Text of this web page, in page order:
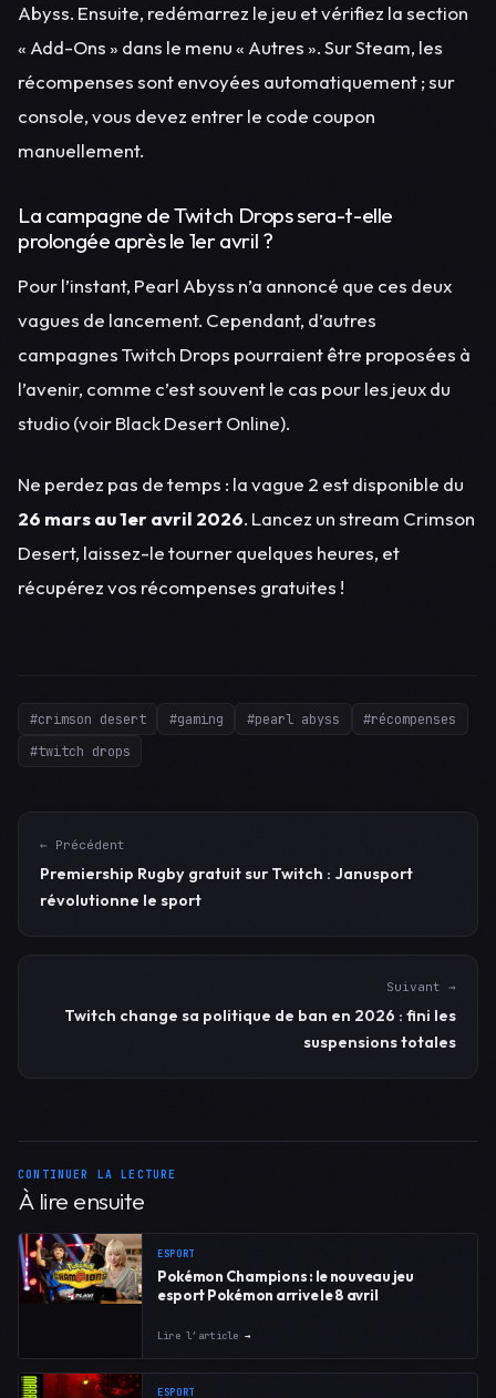
Abyss. Ensuite, redémarrez le jeu et vérifiez la section
« Add-Ons » dans le menu « Autres ». Sur Steam, les
récompenses sont envoyées automatiquement ; sur
console, vous devez entrer le code coupon
manuellement.
La campagne de Twitch Drops sera-t-elle
prolongée après le 1er avril ?
Pour l’instant, Pearl Abyss n’a annoncé que ces deux
vagues de lancement. Cependant, d’autres
campagnes Twitch Drops pourraient être proposées à
l’avenir, comme c’est souvent le cas pour les jeux du
studio (voir Black Desert Online).
Ne perdez pas de temps : la vague 2 est disponible du
26 mars au 1er avril 2026. Lancez un stream Crimson
Desert, laissez-le tourner quelques heures, et
récupérez vos récompenses gratuites !
#crimson desert #gaming #pearl abyss
#récompenses
#twitch drops
← Précédent
Premiership Rugby gratuit sur Twitch : Janusport
révolutionne le sport
Suivant →
Twitch change sa politique de ban en 2026 : fini les
suspensions totales
CONTINUER LA LECTURE
À lire ensuite
ESPORT
Pokémon Champions : le nouveau jeu
esport Pokémon arrive le 8 avril
Lire l’article →
ESPORT